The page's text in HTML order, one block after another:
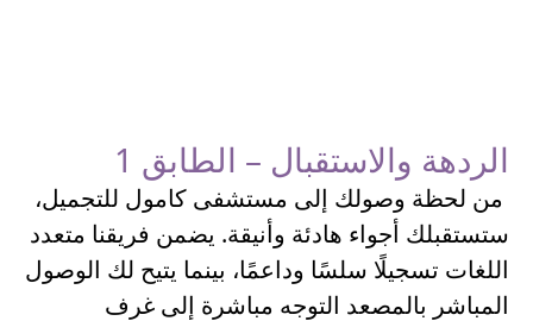
الردهة والاستقبال – الطابق 1
من لحظة وصولك إلى مستشفى كامول للتجميل،
ستستقبلك أجواء هادئة وأنيقة. يضمن فريقنا متعدد
اللغات تسجيلًا سلسًا وداعمًا، بينما يتيح لك الوصول
المباشر بالمصعد التوجه مباشرة إلى غرف